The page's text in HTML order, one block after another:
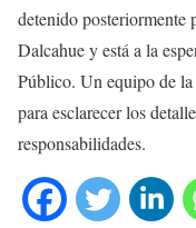
detenido posteriormente
Dalcahue y está a la
Público. Un equipo de
para esclarecer los
responsabilidades.